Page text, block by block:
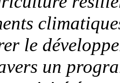
le
un